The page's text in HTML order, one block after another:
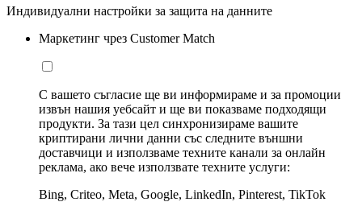
Индивидуални настройки за защита на данните
Маркетинг чрез Customer Match
С вашето съгласие ще ви информираме и за промоции
извън нашия уебсайт и ще ви показваме подходящи
продукти. За тази цел синхронизираме вашите
криптирани лични данни със следните външни
доставчици и използваме техните канали за онлайн
реклама, ако вече използвате техните услуги:
Bing, Criteo, Meta, Google, LinkedIn, Pinterest, TikTok